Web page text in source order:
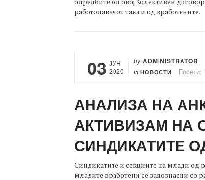
работодавачот така и од вработените.
03 ЈУН
2020
by ADMINISTRATOR
in НОВОСТИ Посети:
АНАЛИЗА НА
АКТИВИЗАМ НА
СИНДИКАТИТЕ
Синдикатите и секциите на млади од
младите вработени се запознаени со